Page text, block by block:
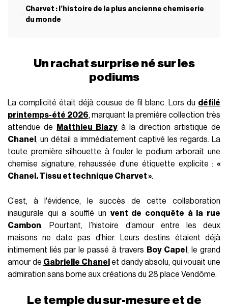
Charvet : l’histoire de la plus ancienne chemiserie
du monde
Un rachat surprise né sur les
podiums
La complicité était déjà cousue de fil blanc. Lors du défilé
printemps-été 2026, marquant la première collection très
attendue de
Matthieu Blazy à la direction artistique de
Chanel , un détail a immédiatement captivé les regards. La
toute première silhouette à fouler le podium arborait une
chemise signature, rehaussée d'une étiquette explicite : «
Chanel. Tissu et technique Charvet ».
C’est, à l'évidence, le succès de cette collaboration
inaugurale qui a soufflé un vent de conquête à la rue
Cambon. Pourtant, l’histoire d’amour entre les deux
maisons ne date pas d'hier. Leurs destins étaient déjà
intimement liés par le passé à travers Boy Capel , le grand
amour de Gabrielle Chanel et dandy absolu, qui vouait une
admiration sans borne aux créations du 28 place Vendôme.
Le temple du sur-mesure et de